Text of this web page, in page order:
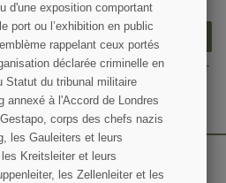
S’ABONNER
à tout moment. Vous trouverez pour
dans les conditions d'utilisation
d'une exposition comportant
port ou l’exhibition en public
rappelant ceux portés
déclarée criminelle en
Statut du tribunal militaire
annexé à l'Accord de Londres
corps des chefs nazis
les Gauleiters et leurs
Kreitsleiter et leurs
les Zellenleiter et les